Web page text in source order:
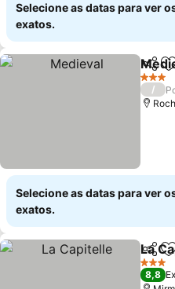
Selecione as datas para ver
exatos.
3
/
Selecione as datas para ver
exatos.
La
3
8,8